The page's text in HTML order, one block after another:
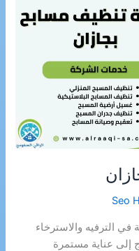
Seo
في الترفيه والاسترخاء
إلى عناية مستمرة